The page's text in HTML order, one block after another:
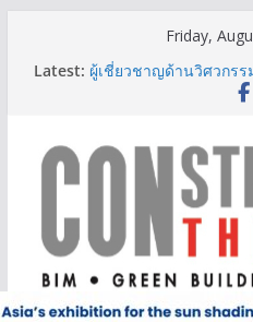
Friday,
Latest: ผู้เชี่ยวชาญด้านวิศวกรร
มาตรฐานตั้งแต่การออก
เติบโต 377% ชี้ดีมานด์ภู
BCT Expo 2026 ชูแนว
Construction &
ก่อสร้างและเหมืองแร่สู่
ลลิล พร็อพเพอร์ตี้ ก้าวสู่
IHG Hotels & Resorts
อ่าวนางแห่งแรกในกระบี่